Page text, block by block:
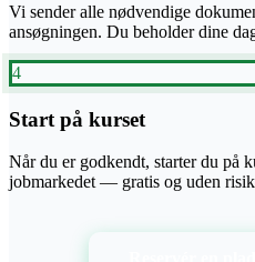
Vi sender alle nødvendige
ansøgningen. Du beholder dine
4
Start på kurset
Når du er godkendt, starter du på
jobmarkedet — gratis og uden